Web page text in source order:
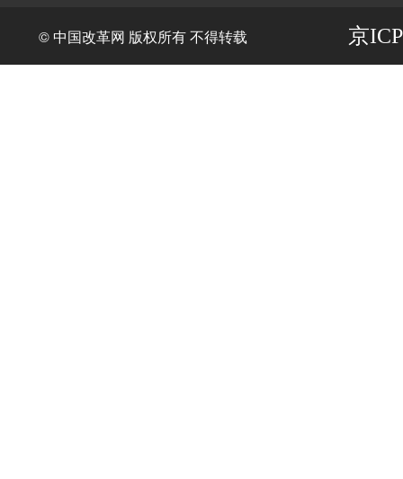
© 中国改革网 版权所有 不得转载 京